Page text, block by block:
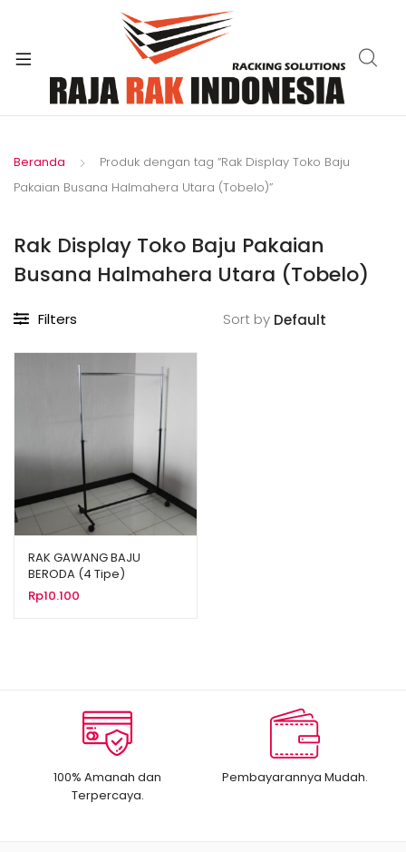
Beranda
Produk dengan tag “Rak Display Toko Baju
Pakaian Busana Halmahera Utara (Tobelo)”
Rak Display Toko Baju Pakaian
Busana Halmahera Utara (Tobelo)
Filters Sort by
RAK GAWANG BAJU
BERODA (4 Tipe)
Rp10.100
100% Amanah dan
Terpercaya.
Pembayarannya Mudah.